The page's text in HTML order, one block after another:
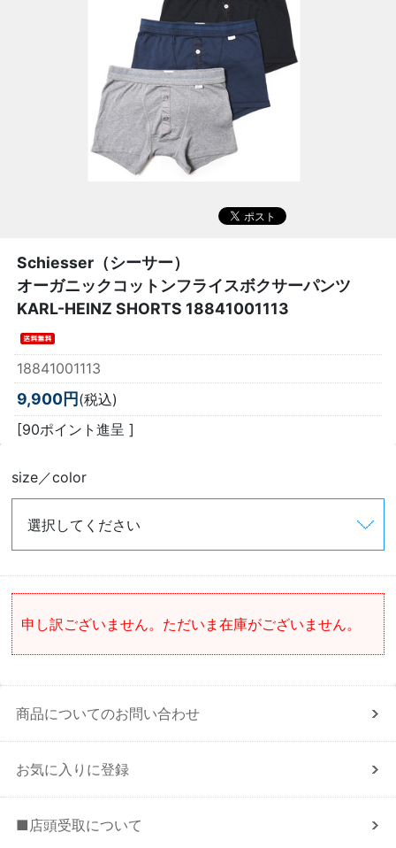
Schiesser（シーサー）
オーガニックコットンフライスボクサーパンツ
KARL-HEINZ SHORTS 18841001113
18841001113
9,900円(税込)
[90ポイント進呈 ]
size／color
申し訳ございません。ただいま在庫がございません。
商品についてのお問い合わせ
お気に入りに登録
■店頭受取について